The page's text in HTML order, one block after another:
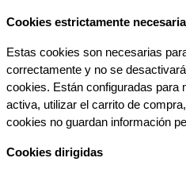
Cookies estrictamente
Estas cookies son necesarias
correctamente y no se
cookies. Están configuradas para
activa, utilizar el carrito de
cookies no guardan información
Cookies dirigidas